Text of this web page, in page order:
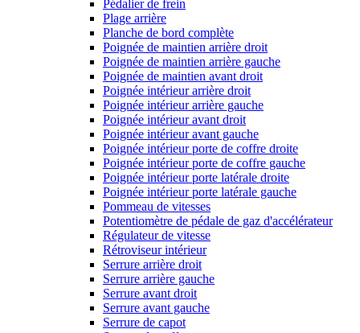
Pédalier de frein
Plage arrière
Planche de bord complète
Poignée de maintien arrière droit
Poignée de maintien arrière gauche
Poignée de maintien avant droit
Poignée intérieur arrière droit
Poignée intérieur arrière gauche
Poignée intérieur avant droit
Poignée intérieur avant gauche
Poignée intérieur porte de coffre droite
Poignée intérieur porte de coffre gauche
Poignée intérieur porte latérale droite
Poignée intérieur porte latérale gauche
Pommeau de vitesses
Potentiomètre de pédale de gaz d'accélérateur
Régulateur de vitesse
Rétroviseur intérieur
Serrure arrière droit
Serrure arrière gauche
Serrure avant droit
Serrure avant gauche
Serrure de capot